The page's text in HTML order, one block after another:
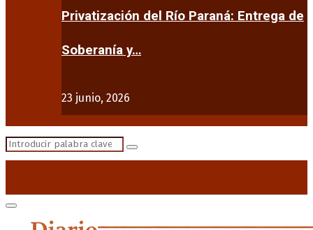
Privatización del Río Paraná: Entrega de
Soberanía y…
23 junio, 2026
Search
Search
Primary
Menu